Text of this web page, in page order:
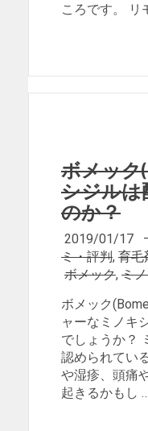
ころです。 リ
ボメック
シジルは
のか？
2019/01/17
ミ・評判, 育毛
ボメック, ミ
ボメック
ャーなミノキ
でしょうか？
認められてい
や湿疹、頭痛
起きるかもし …